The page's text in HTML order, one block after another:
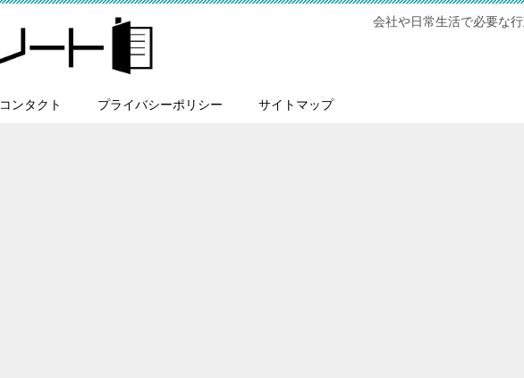
会社や日常生活で必要な
コンタクト プライバシーポリシー サイトマップ